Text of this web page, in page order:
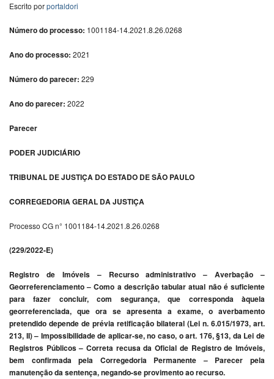
Escrito porportaldori
Número do processo: 1001184-14.2021.8.26.0268
Ano do processo: 2021
Número do parecer: 229
Ano do parecer: 2022
Parecer
PODER JUDICIÁRIO
TRIBUNAL DE JUSTIÇA DO ESTADO DE SÃO PAULO
CORREGEDORIA GERAL DA JUSTIÇA
Processo CG n° 1001184-14.2021.8.26.0268
(229/2022-E)
Registro de Imóveis – Recurso administrativo – Averbação –
Georreferenciamento – Como a descrição tabular atual não é suficiente
para fazer concluir, com segurança, que corresponda àquela
georreferenciada, que ora se apresenta a exame, o averbamento
pretendido depende de prévia retificação bilateral (Lei n. 6.015/1973, art.
213, II) – Impossibilidade de aplicar-se, no caso, o art. 176, §13, da Lei de
Registros Públicos – Correta recusa da Oficial de Registro de Imóveis,
bem confirmada pela Corregedoria Permanente – Parecer pela
manutenção da sentença, negando-se provimento ao recurso.